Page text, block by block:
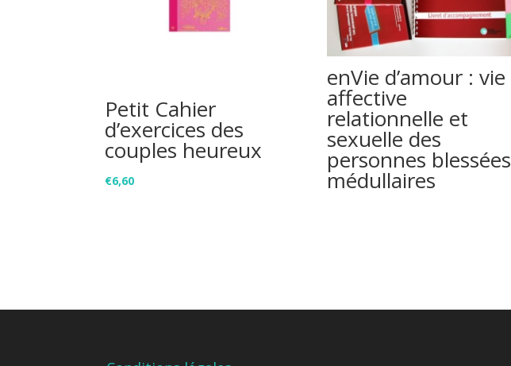
Petit Cahier
d’exercices des
couples heureux
€6,60
enVie d’amour : vie
affective
relationnelle et
sexuelle des
personnes blessées
médullaires